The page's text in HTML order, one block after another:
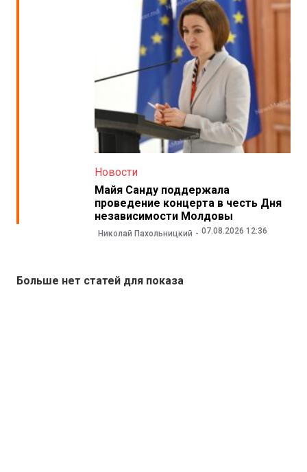
Новости
Майя Санду поддержала
проведение концерта в честь Дня
независимости Молдовы
Николай Пахольницкий 07.08.2026 12:36
Больше нет статей для показа